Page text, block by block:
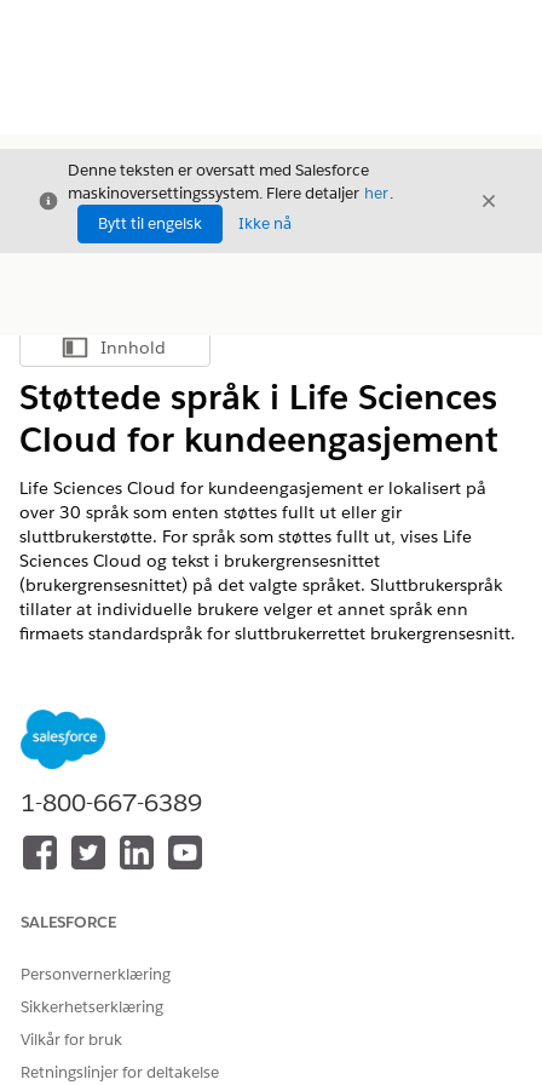
Avslutt
Denne teksten er oversatt med Salesforce
maskinoversettingssystem. Flere detaljer her.
Bytt til engelsk
Ikke nå
Avslutt
Vis innholdsfortegnelse
Innhold
Støttede språk i Life Sciences
Cloud for kundeengasjement
Life Sciences Cloud for kundeengasjement er lokalisert på
over 30 språk som enten støttes fullt ut eller gir
sluttbrukerstøtte. For språk som støttes fullt ut, vises Life
Sciences Cloud og tekst i brukergrensesnittet
(brukergrensesnittet) på det valgte språket. Sluttbrukerspråk
tillater at individuelle brukere velger et annet språk enn
firmaets standardspråk for sluttbrukerrettet brukergrensesnitt.
Tilgjengelig i Lightning Experience
Tilgjengelig i
Sciences Cloud, Life Sciences Cloud for Customer
Engagement-tilleggslisensen og den administrerte pakken
Life Sciences Customer Engagement.
for kundeengasjementsfunksjoner, inkludert standardobjekter,
Oppsett og Hjelp-innhold.
Kinesisk (forenklet): zh_CN
Kinesisk (tradisjonelt): zh_TW
Dansk: da
1-800-667-6389
SALESFORCE
Personvernerklæring
Sikkerhetserklæring
Vilkår for bruk
Retningslinjer for deltakelse